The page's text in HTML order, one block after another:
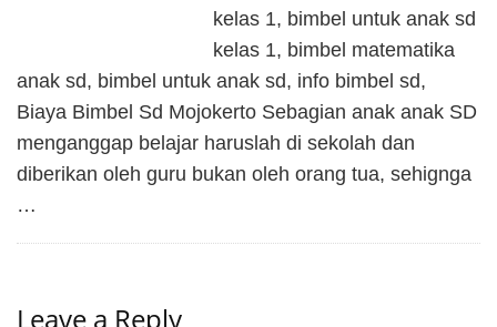
kelas 1, bimbel untuk anak sd
kelas 1, bimbel matematika
anak sd, bimbel untuk anak sd, info bimbel sd,
Biaya Bimbel Sd Mojokerto Sebagian anak anak SD
menganggap belajar haruslah di sekolah dan
diberikan oleh guru bukan oleh orang tua, sehignga
…
Leave a Reply